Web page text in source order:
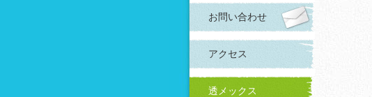
お問い合わせ
アクセス
透メックス